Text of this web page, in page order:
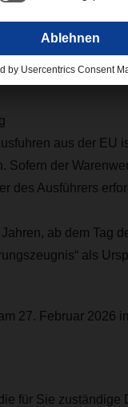
erhalten einen
aus der EU
Sofern der
des Ausführers
ab dem Tag
als
27. Februar 2026
für Sie